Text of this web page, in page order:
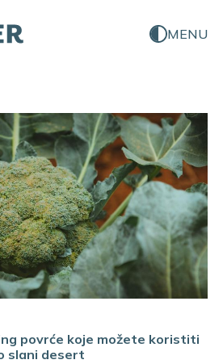
MENU
povrće koje možete koristiti
slani desert